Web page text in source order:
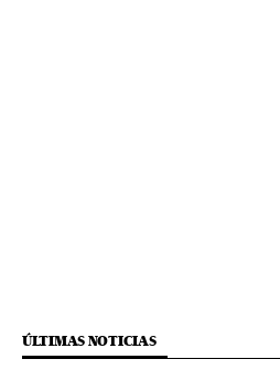
ÚLTIMAS NOTICIAS